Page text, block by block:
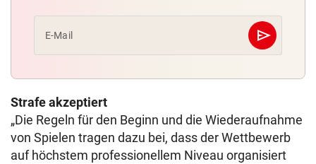
E-Mail send
Abschicken
Strafe akzeptiert
„Die Regeln für den Beginn und die Wiederaufnahme
von Spielen tragen dazu bei, dass der Wettbewerb
auf höchstem professionellem Niveau organisiert